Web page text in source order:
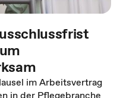
im Arbeitsvertrag
in der Pflegebranche